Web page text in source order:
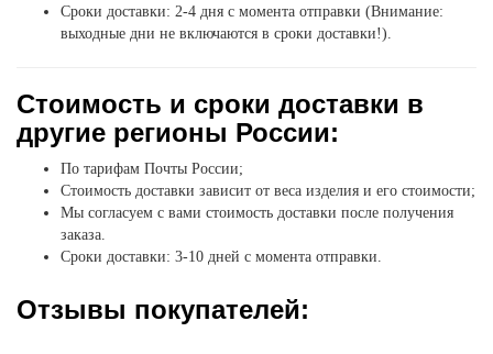
Сроки доставки: 2-4 дня с момента отправки (Внимание:
выходные дни не включаются в сроки доставки!).
Стоимость и сроки доставки в
другие регионы России:
По тарифам Почты России;
Стоимость доставки зависит от веса изделия и его стоимости;
Мы согласуем с вами стоимость доставки после получения
заказа.
Сроки доставки: 3-10 дней с момента отправки.
Отзывы покупателей: